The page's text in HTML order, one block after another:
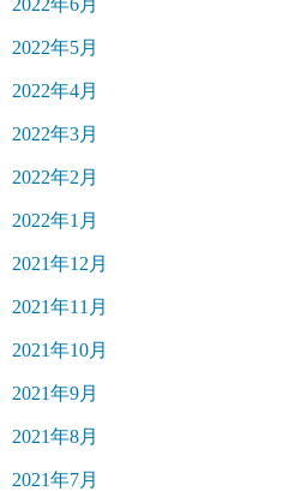
2022年6月
2022年5月
2022年4月
2022年3月
2022年2月
2022年1月
2021年12月
2021年11月
2021年10月
2021年9月
2021年8月
2021年7月